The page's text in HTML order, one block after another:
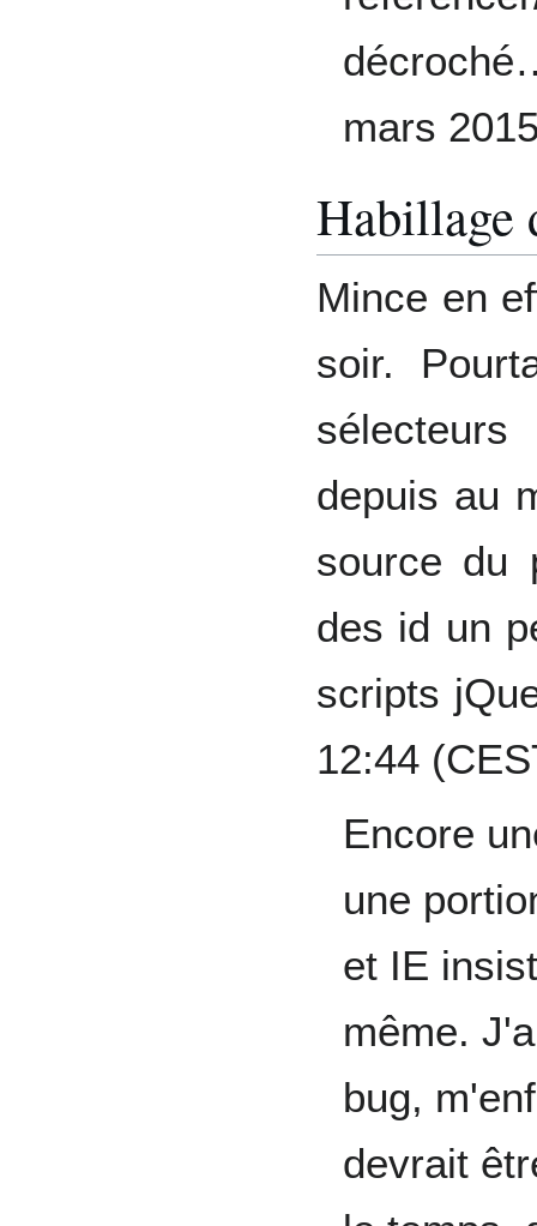
mars
Habillage
Mince en
soir.
depuis au
source du
des id un
scripts
12:44
Encore
une
et IE
même.
bug,
devrait